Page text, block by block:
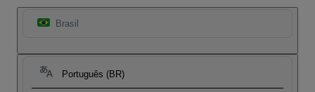
Brasil
Português (BR)